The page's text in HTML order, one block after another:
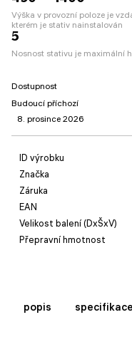
Výška v provozní poloze je
kterém je stativ nainstalován
5
Nosnost stativu je maximální
Dostupnost
Budoucí příchozí
8. prosince 2026
ID výrobku
Značka
Záruka
EAN
Velikost balení (DxŠxV)
Přepravní hmotnost
popis specifikace